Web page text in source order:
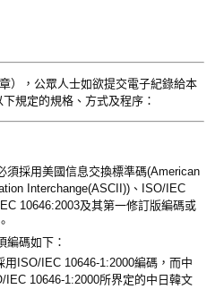
），公眾人士如欲提交電子紀錄給本
規定的規格、方式及程序：
須採用美國信息交換標準碼(American
Interchange(ASCII))、ISO/IEC
10646:2003及其第一修訂版編碼或
編碼如下：
用ISO/IEC 10646-1:2000編碼，而中
IEC 10646-1:2000所界定的中日韓文